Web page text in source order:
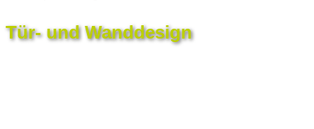
Tür- und Wanddesign